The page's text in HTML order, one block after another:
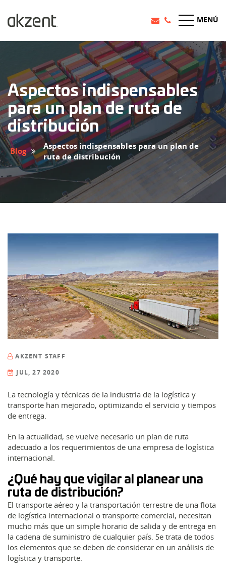
MENÚ
Aspectos indispensables
para un plan de ruta de
distribución
Blog
Aspectos indispensables para un plan de
ruta de distribución
AKZENT STAFF
JUL, 27 2020
La tecnología y técnicas de la industria de la logística y
transporte han mejorado, optimizando el servicio y tiempos
de entrega.
En la actualidad, se vuelve necesario un plan de ruta
adecuado a los requerimientos de una empresa de logística
internacional.
¿Qué hay que vigilar al planear una
ruta de distribución?
El transporte aéreo y la transportación terrestre de una flota
de logística internacional o transporte comercial, necesitan
mucho más que un simple horario de salida y de entrega en
la cadena de suministro de cualquier país. Se trata de todos
los elementos que se deben de considerar en un análisis de
logística y transporte.